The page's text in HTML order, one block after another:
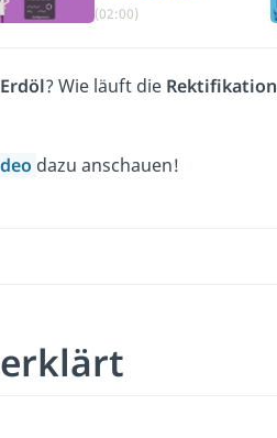
(02:00)
Erdöl? Wie läuft die Rektifikation
dazu anschauen!